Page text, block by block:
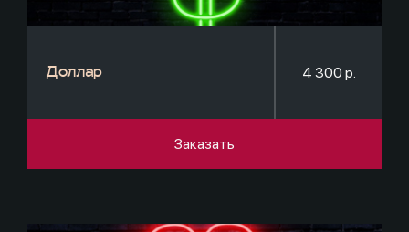
Доллар 4 300 р.
Заказать